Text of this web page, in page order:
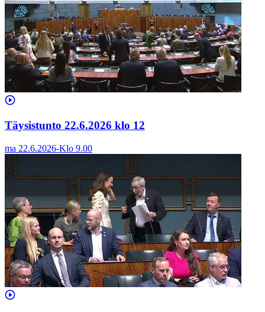
Täysistunto 22.6.2026 klo 12
ma 22.6.2026-Klo 9.00